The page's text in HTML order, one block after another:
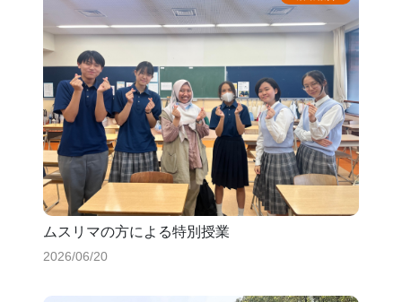
ムスリマの方による特別授業
2026/06/20